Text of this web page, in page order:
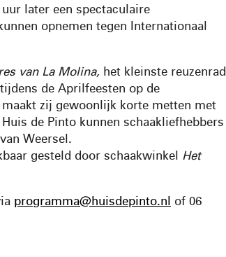
later een spectaculaire
opnemen tegen Internationaal
van La Molina, het kleinste reuzenrad
de Aprilfeesten op de
zij gewoonlijk korte metten met
de Pinto kunnen schaakliefhebbers
Weersel.
gesteld door schaakwinkel Het
programma@huisdepinto.nl of 06